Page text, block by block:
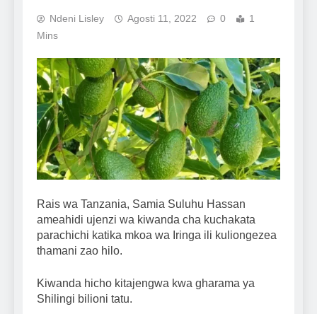
Ndeni Lisley Agosti 11, 2022 0
1
Mins
Rais wa Tanzania, Samia Suluhu Hassan
ameahidi ujenzi wa kiwanda cha kuchakata
parachichi katika mkoa wa Iringa ili kuliongezea
thamani zao hilo.
Kiwanda hicho kitajengwa kwa gharama ya
Shilingi bilioni tatu.